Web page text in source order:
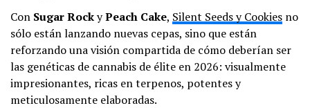
Con Sugar RockyPeach Cake, Silent Seeds y Cookies no
sólo están lanzando nuevas cepas, sino que están
reforzando una visión compartida de cómo deberían ser
las genéticas de cannabis de élite en 2026: visualmente
impresionantes, ricas en terpenos, potentes y
meticulosamente elaboradas.